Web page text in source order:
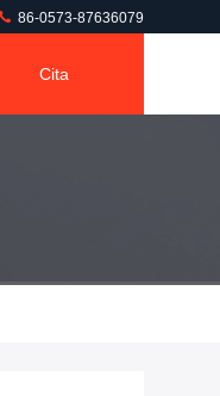
86-0573-87636079
Cita